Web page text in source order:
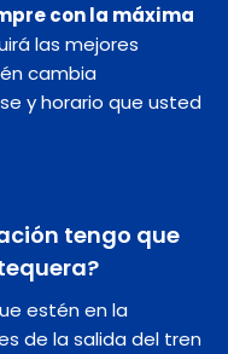
con la máxima
las mejores
cambia
y horario que usted
tengo que
estén en la
de la salida del tren